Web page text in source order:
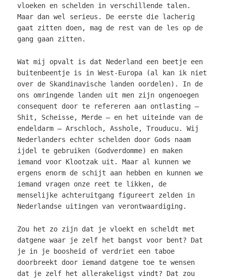
vloeken en schelden in verschillende talen.
Maar dan wel serieus. De eerste die lacherig
gaat zitten doen, mag de rest van de les op de
gang gaan zitten.
Wat mij opvalt is dat Nederland een beetje een
buitenbeentje is in West-Europa (al kan ik niet
over de Skandinavische landen oordelen). In de
ons omringende landen uit men zijn ongenoegen
consequent door te refereren aan ontlasting –
Shit, Scheisse, Merde – en het uiteinde van de
endeldarm – Arschloch, Asshole, Trouducu. Wij
Nederlanders echter schelden door Gods naam
ijdel te gebruiken (Godverdomme) en maken
iemand voor Klootzak uit. Maar al kunnen we
ergens enorm de schijt aan hebben en kunnen we
iemand vragen onze reet te likken, de
menselijke achteruitgang figureert zelden in
Nederlandse uitingen van verontwaardiging.
Zou het zo zijn dat je vloekt en scheldt met
datgene waar je zelf het bangst voor bent? Dat
je in je boosheid of verdriet een taboe
doorbreekt door iemand datgene toe te wensen
dat je zelf het allerakeligst vindt? Dat zou